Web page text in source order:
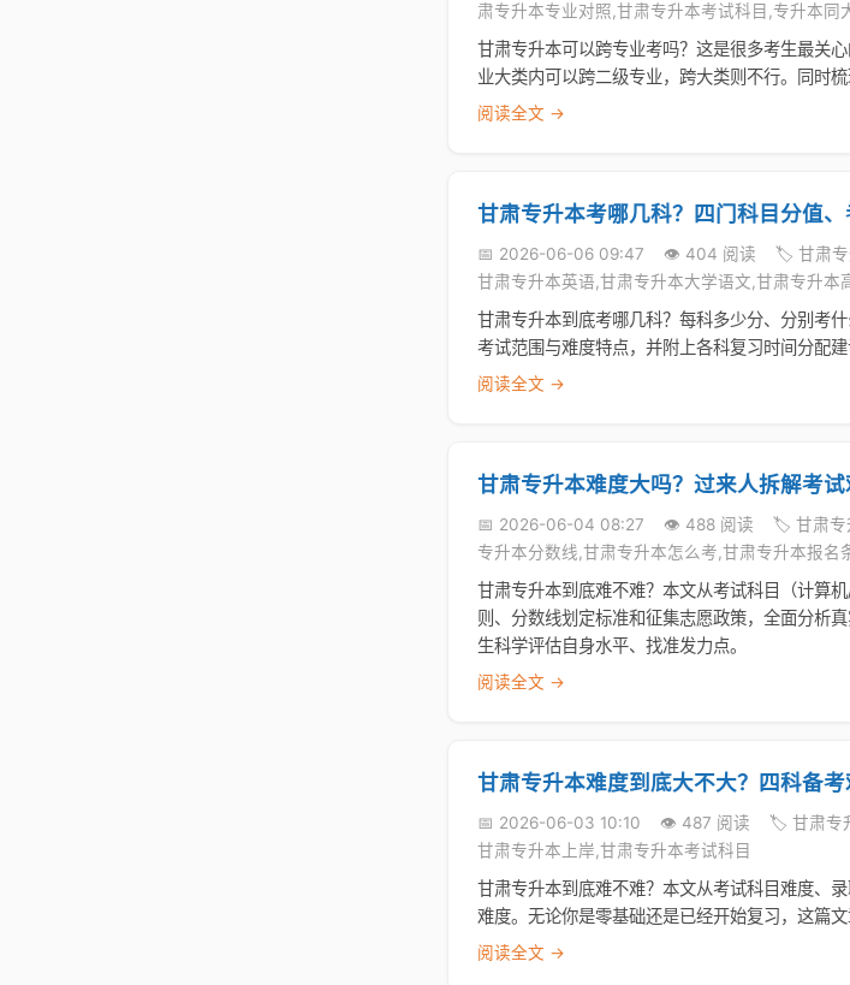
肃专升本专业对照,甘肃专升本考试科目,专升本
甘肃专升本可以跨专业考吗？这是很多考生最关
业大类内可以跨二级专业，跨大类则不行。同时
阅读全文 →
甘肃专升本考哪几科？四门科目分值
📅 2026-06-06 09:47 👁️ 404 阅读
🏷️ 甘肃专
甘肃专升本英语,甘肃专升本大学语文,甘肃专升
甘肃专升本到底考哪几科？每科多少分、分别考
考试范围与难度特点，并附上各科复习时间分配
阅读全文 →
甘肃专升本难度大吗？过来人拆解考
📅 2026-06-04 08:27 👁️ 488 阅读
🏷️ 甘肃专
专升本分数线,甘肃专升本怎么考,甘肃专升本报名
甘肃专升本到底难不难？本文从考试科目（计算
则、分数线划定标准和征集志愿政策，全面分析
生科学评估自身水平、找准发力点。
阅读全文 →
甘肃专升本难度到底大不大？四科备
📅 2026-06-03 10:10 👁️ 487 阅读
🏷️ 甘肃专
甘肃专升本上岸,甘肃专升本考试科目
甘肃专升本到底难不难？本文从考试科目难度、
难度。无论你是零基础还是已经开始复习，这篇
阅读全文 →